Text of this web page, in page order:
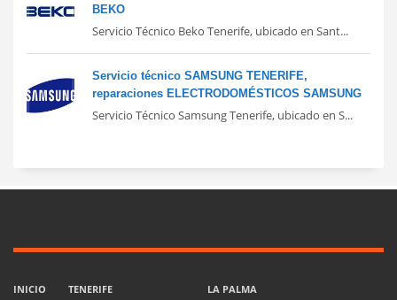
BEKO
Servicio Técnico Beko Tenerife, ubicado en Sant...
Servicio técnico SAMSUNG TENERIFE,
reparaciones ELECTRODOMÉSTICOS SAMSUNG
Servicio Técnico Samsung Tenerife, ubicado en S...
INICIO
TENERIFE
LA PALMA